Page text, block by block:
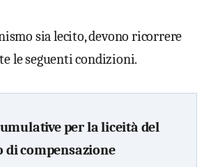
sia lecito, devono ricorrere
le seguenti condizioni.
per la liceità del
di compensazione